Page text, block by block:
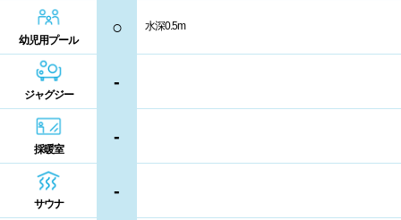
幼児用プール
○ 水深0.5m
ジャグジー
-
採暖室
-
サウナ
-
熊本県 大分県
鹿児島県
コイン返却式ロッカー
シャンプー類 メイク落とし
営業時間
通年営業 夏季限定
18時以降も営業